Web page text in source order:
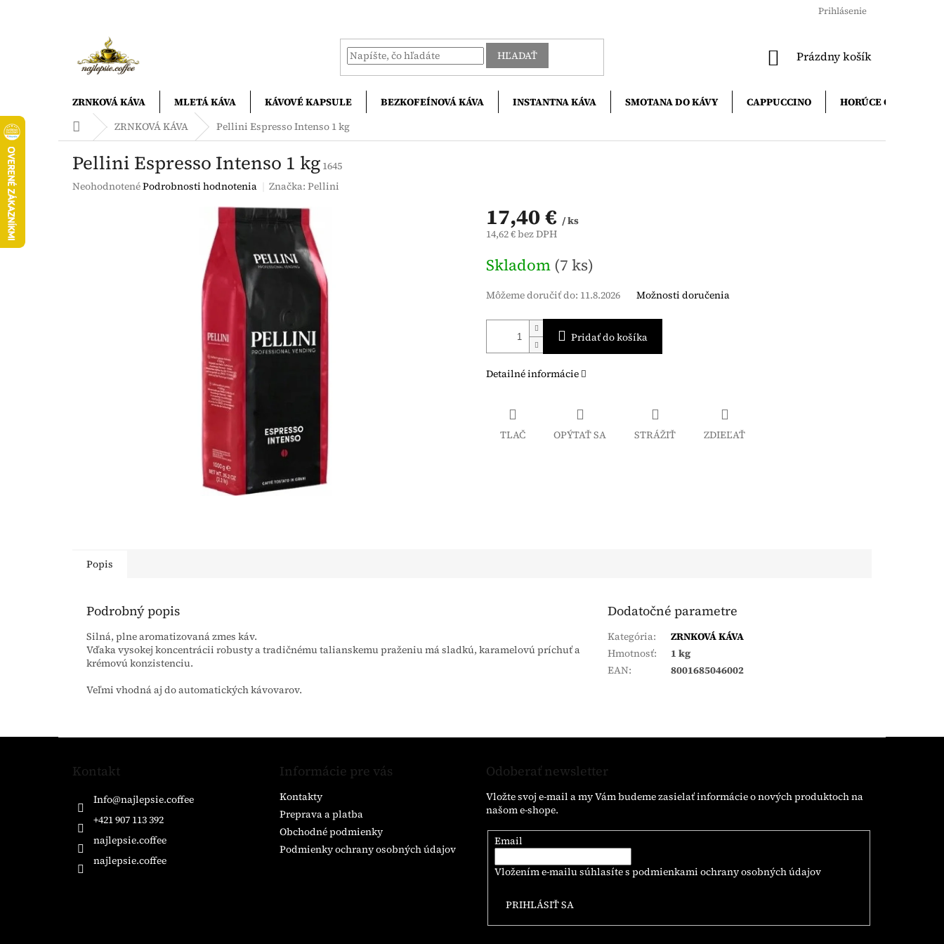
Prihlásenie
HĽADAŤ
NÁKUPNÝ
Prázdny košík
ZRNKOVÁ KÁVA MLETÁ KÁVA KÁVOVÉ KAPSULE BEZKOFEÍNOVÁ KÁVA INSTANTNA KÁVA SMOTANA DO KÁVY CAPPUCCINO
HORÚCE ČOKOLÁDY
DomovZRNKOVÁ KÁVA Pellini Espresso Intenso 1 kg
Pellini Espresso Intenso 1 kg 1645
Priemerné
NeohodnotenéPodrobnosti hodnotenia Značka:Pellini
17,40 € / ks
14,62 € bez DPH
cena:
Skladom (7 ks)
Môžeme doručiť do: 11.8.2026 Možnosti doručenia
Pridať do košíka
Detailné informácie
TLAČ OPÝTAŤ SA STRÁŽIŤ ZDIEĽAŤ
Popis
Podrobný popis
Silná, plne aromatizovaná zmes káv.
Vďaka vysokej koncentrácii robusty a tradičnému talianskemu praženiu má sladkú, karamelovú príchuť a
krémovú konzistenciu.
Veľmi vhodná aj do automatických kávovarov.
Dodatočné parametre
Kategória:
ZRNKOVÁ KÁVA
Hmotnosť:
1 kg
EAN: 8001685046002
Kontakt
Info@najlepsie.coffee
+421 907 113 392
najlepsie.coffee
najlepsie.coffee
Informácie pre vás
Kontakty
Preprava a platba
Obchodné podmienky
Podmienky ochrany osobných údajov
Odoberať newsletter
Vložte svoj e-mail a my Vám budeme zasielať informácie o nových produktoch na
našom e-shope.
Email
Vložením e-mailu súhlasíte s podmienkami ochrany osobných údajov
PRIHLÁSIŤ SA